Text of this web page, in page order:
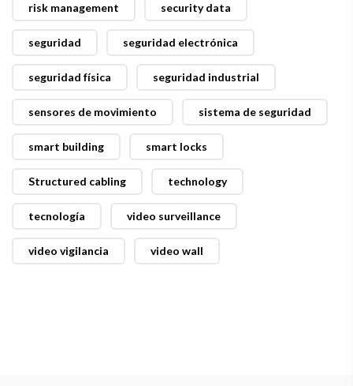
risk management security data
seguridad seguridad electrónica
seguridad física seguridad industrial
sensores de movimiento sistema de seguridad
smart building smart locks
Structured cabling technology
tecnología video surveillance
video vigilancia video wall